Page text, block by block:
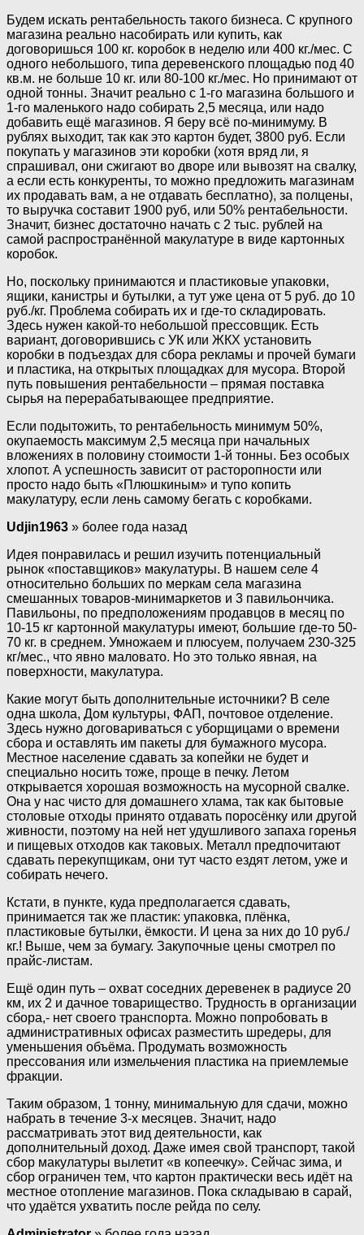
Будем искать рентабельность такого бизнеса. С крупного
магазина реально насобирать или купить, как
договоришься 100 кг. коробок в неделю или 400 кг./мес. С
одного небольшого, типа деревенского площадью под 40
кв.м. не больше 10 кг. или 80-100 кг./мес. Но принимают от
одной тонны. Значит реально с 1-го магазина большого и
1-го маленького надо собирать 2,5 месяца, или надо
добавить ещё магазинов. Я беру всё по-минимуму. В
рублях выходит, так как это картон будет, 3800 руб. Если
покупать у магазинов эти коробки (хотя вряд ли, я
спрашивал, они сжигают во дворе или вывозят на свалку,
а если есть конкуренты, то можно предложить магазинам
их продавать вам, а не отдавать бесплатно), за полцены,
то выручка составит 1900 руб, или 50% рентабельности.
Значит, бизнес достаточно начать с 2 тыс. рублей на
самой распространённой макулатуре в виде картонных
коробок.
Но, поскольку принимаются и пластиковые упаковки,
ящики, канистры и бутылки, а тут уже цена от 5 руб. до 10
руб./кг. Проблема собирать их и где-то складировать.
Здесь нужен какой-то небольшой прессовщик. Есть
вариант, договорившись с УК или ЖКХ установить
коробки в подъездах для сбора рекламы и прочей бумаги
и пластика, на открытых площадках для мусора. Второй
путь повышения рентабельности – прямая поставка
сырья на перерабатывающее предприятие.
Если подытожить, то рентабельность минимум 50%,
окупаемость максимум 2,5 месяца при начальных
вложениях в половину стоимости 1-й тонны. Без особых
хлопот. А успешность зависит от расторопности или
просто надо быть «Плюшкиным» и тупо копить
макулатуру, если лень самому бегать с коробками.
Udjin1963 » более года назад
Идея понравилась и решил изучить потенциальный
рынок «поставщиков» макулатуры. В нашем селе 4
относительно больших по меркам села магазина
смешанных товаров-минимаркетов и 3 павильончика.
Павильоны, по предположениям продавцов в месяц по
10-15 кг картонной макулатуры имеют, большие где-то 50-
70 кг. в среднем. Умножаем и плюсуем, получаем 230-325
кг/мес., что явно маловато. Но это только явная, на
поверхности, макулатура.
Какие могут быть дополнительные источники? В селе
одна школа, Дом культуры, ФАП, почтовое отделение.
Здесь нужно договариваться с уборщицами о времени
сбора и оставлять им пакеты для бумажного мусора.
Местное население сдавать за копейки не будет и
специально носить тоже, проще в печку. Летом
открывается хорошая возможность на мусорной свалке.
Она у нас чисто для домашнего хлама, так как бытовые
столовые отходы принято отдавать поросёнку или другой
живности, поэтому на ней нет удушливого запаха горенья
и пищевых отходов как таковых. Металл предпочитают
сдавать перекупщикам, они тут часто ездят летом, уже и
собирать нечего.
Кстати, в пункте, куда предполагается сдавать,
принимается так же пластик: упаковка, плёнка,
пластиковые бутылки, ёмкости. И цена за них до 10 руб./
кг.! Выше, чем за бумагу. Закупочные цены смотрел по
прайс-листам.
Ещё один путь – охват соседних деревенек в радиусе 20
км, их 2 и дачное товарищество. Трудность в организации
сбора,- нет своего транспорта. Можно попробовать в
административных офисах разместить шредеры, для
уменьшения объёма. Продумать возможность
прессования или измельчения пластика на приемлемые
фракции.
Таким образом, 1 тонну, минимальную для сдачи, можно
набрать в течение 3-х месяцев. Значит, надо
рассматривать этот вид деятельности, как
дополнительный доход. Даже имея свой транспорт, такой
сбор макулатуры вылетит «в копеечку». Сейчас зима, и
сбор ограничен тем, что картон практически весь идёт на
местное отопление магазинов. Пока складываю в сарай,
что удаётся ухватить после рейда по селу.